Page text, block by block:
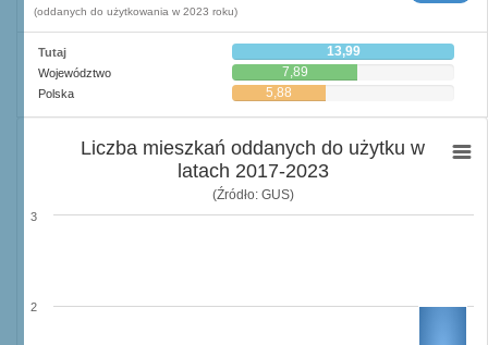
(oddanych do użytkowania w 2023 roku)
Tutaj 13,99
Województwo 7,89
Polska 5,88
Liczba mieszkań oddanych do użytku w
latach 2017-2023
(Źródło: GUS)
2
3